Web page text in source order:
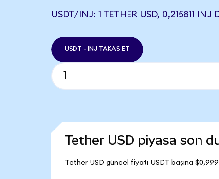
USDT/INJ: 1 TETHER USD, 0,215811 INJ
USDT - INJ TAKAS ET
Tether USD piyasa son
Tether USD güncel fiyatı USDT başına